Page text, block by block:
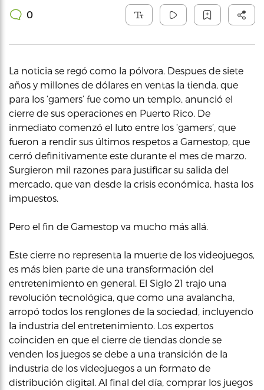
0
La noticia se regó como la pólvora. Despues de siete
años y millones de dólares en ventas la tienda, que
para los ‘gamers’ fue como un templo, anunció el
cierre de sus operaciones en Puerto Rico. De
inmediato comenzó el luto entre los ‘gamers’, que
fueron a rendir sus últimos respetos a Gamestop, que
cerró definitivamente este durante el mes de marzo.
Surgieron mil razones para justificar su salida del
mercado, que van desde la crisis económica, hasta los
impuestos.
Pero el fin de Gamestop va mucho más allá.
Este cierre no representa la muerte de los videojuegos,
es más bien parte de una transformación del
entretenimiento en general. El Siglo 21 trajo una
revolución tecnológica, que como una avalancha,
arropó todos los renglones de la sociedad, incluyendo
la industria del entretenimiento. Los expertos
coinciden en que el cierre de tiendas donde se
venden los juegos se debe a una transición de la
industria de los videojuegos a un formato de
distribución digital. Al final del día, comprar los juegos